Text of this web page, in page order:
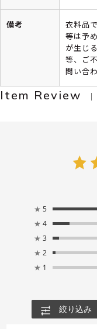
備考
衣料品
等は予
が生じ
等、ご
問い合
Item Review
★ 5
★ 4
★ 3
★ 2
★ 1
絞り込み